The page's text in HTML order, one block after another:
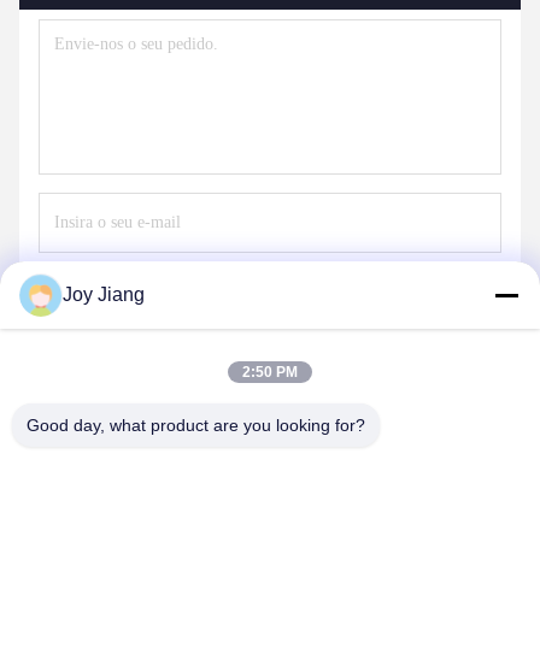
Joy Jiang
2:50 PM
Good day, what product are you looking for?